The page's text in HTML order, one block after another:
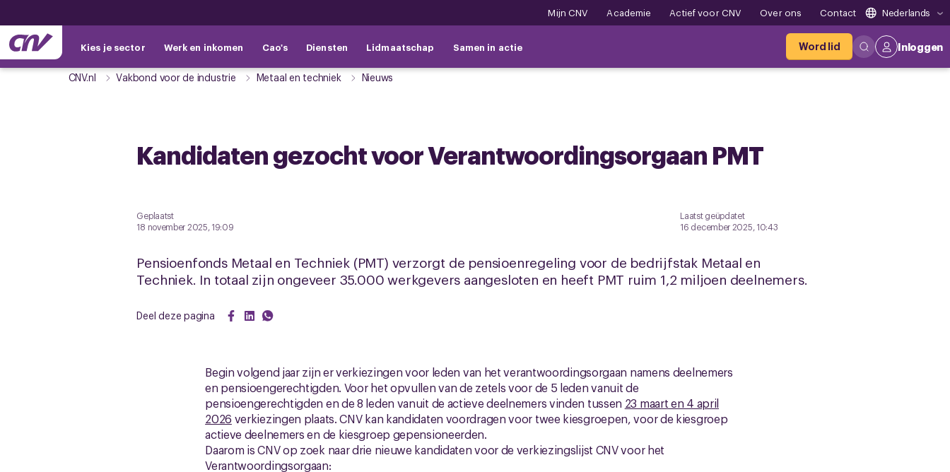
Mijn CNV Academie Actief voor CNV Over ons Contact Nederlands
Kies je sector Werk en inkomen Cao's Diensten Lidmaatschap Samen in actie Word lid Inloggen
CNV.nl Vakbond voor de industrie Metaal en techniek Nieuws
Kandidaten gezocht voor Verantwoordingsorgaan PMT
Geplaatst
18 november 2025, 19:09
Laatst geüpdatet
16 december 2025, 10:43
Pensioenfonds Metaal en Techniek (PMT) verzorgt de pensioenregeling voor de bedrijfstak Metaal en
Techniek. In totaal zijn ongeveer 35.000 werkgevers aangesloten en heeft PMT ruim 1,2 miljoen deelnemers.
Deel deze pagina
Begin volgend jaar zijn er verkiezingen voor leden van het verantwoordingsorgaan namens deelnemers
en pensioengerechtigden. Voor het opvullen van de zetels voor de 5 leden vanuit de
pensioengerechtigden en de 8 leden vanuit de actieve deelnemers vinden tussen 23 maart en 4 april
2026 verkiezingen plaats. CNV kan kandidaten voordragen voor twee kiesgroepen, voor de kiesgroep
actieve deelnemers en de kiesgroep gepensioneerden.
Daarom is CNV op zoek naar drie nieuwe kandidaten voor de verkiezingslijst CNV voor het
Verantwoordingsorgaan: